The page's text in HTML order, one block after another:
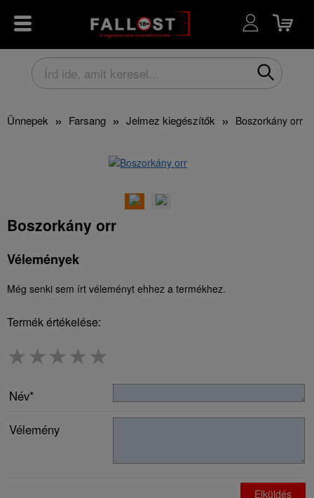
Ünnepek Farsang Jelmez kiegészítők Boszorkány orr
Boszorkány orr
Vélemények
Még senki sem írt véleményt ehhez a termékhez.
Termék értékelése:
★★★★★
Név*
Vélemény